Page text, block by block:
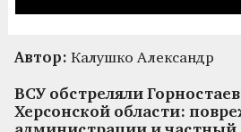
Автор: Калушко Александр
ВСУ обстреляли
Херсонской области: